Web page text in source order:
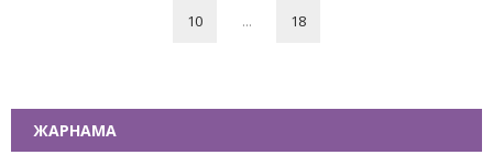
10 ... 18
ЖАРНАМА